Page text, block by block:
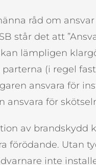
råd om
står det att
lämpligen
(i regel
ansvara för
för
av brandskydd
förödande. Utan
inte